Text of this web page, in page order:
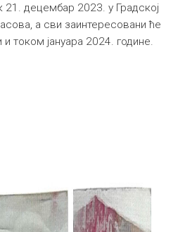
21. децембар 2023. у Градској
а сви заинтересовани ће
током јануара 2024. године.